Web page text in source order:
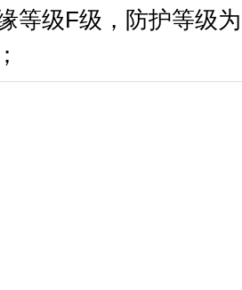
等级F级，防护等级